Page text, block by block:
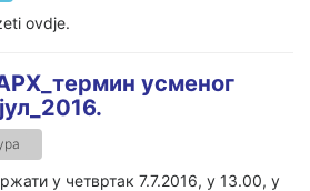
ovdje.
усменог
у четвртак 7.7.2016, у 13.00, у